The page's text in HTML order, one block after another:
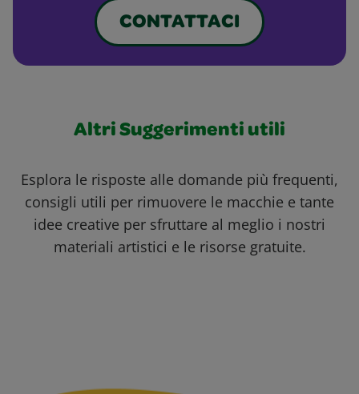
CONTATTACI
Altri Suggerimenti utili
Esplora le risposte alle domande più frequenti,
consigli utili per rimuovere le macchie e tante
idee creative per sfruttare al meglio i nostri
materiali artistici e le risorse gratuite.